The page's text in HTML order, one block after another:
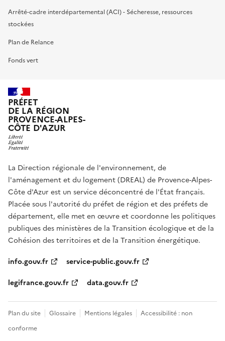
Arrêté-cadre interdépartemental (ACI) - Sécheresse, ressources
stockées
Plan de Relance
Fonds vert
PRÉFET
DE LA RÉGION
PROVENCE-ALPES-
CÔTE D'AZUR
La Direction régionale de l'environnement, de
l'aménagement et du logement (DREAL) de Provence-Alpes-
Côte d'Azur est un service déconcentré de l'État français.
Placée sous l'autorité du préfet de région et des préfets de
département, elle met en œuvre et coordonne les politiques
publiques des ministères de la Transition écologique et de la
Cohésion des territoires et de la Transition énergétique.
info.gouv.fr
service-public.gouv.fr
legifrance.gouv.fr
data.gouv.fr
Plan du site Glossaire Mentions légales
Accessibilité : non
conforme